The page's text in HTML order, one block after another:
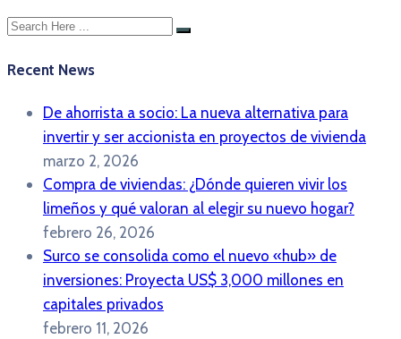
Recent News
De ahorrista a socio: La nueva alternativa para
invertir y ser accionista en proyectos de vivienda
marzo 2, 2026
Compra de viviendas: ¿Dónde quieren vivir los
limeños y qué valoran al elegir su nuevo hogar?
febrero 26, 2026
Surco se consolida como el nuevo «hub» de
inversiones: Proyecta US$ 3,000 millones en
capitales privados
febrero 11, 2026